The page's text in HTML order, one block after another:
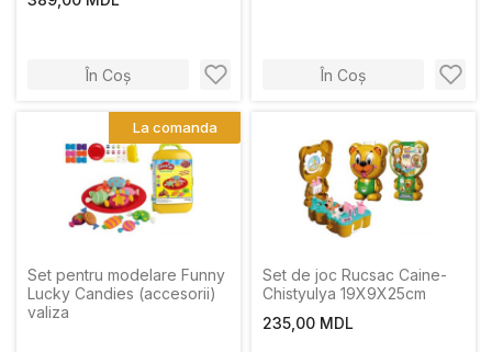
În Coș În Coș
Set pentru modelare Funny
Lucky Candies (accesorii)
valiza
La comanda
Set de joc Rucsac Caine-
Chistyulya 19X9X25cm
235,00 MDL